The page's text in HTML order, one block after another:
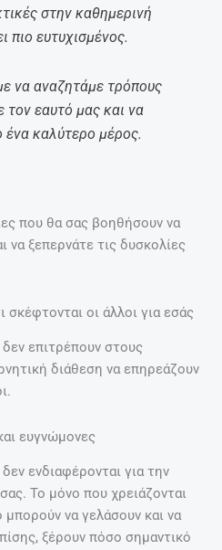
στην καθημερινή
πιο ευτυχισμένος.
να αναζητάμε τρόπους
τον εαυτό μας και να
καλύτερο μέρος.
που θα σας βοηθήσουν να
να ξεπερνάτε τις δυσκολίες
σκέφτονται οι άλλοι για εσάς
επιτρέπουν στους
διάθεση να επηρεάζουν
ευγνώμονες
ενδιαφέρονται για την
Το μόνο που χρειάζονται
μπορούν να γελάσουν και να
ξέρουν πόσο σημαντικό